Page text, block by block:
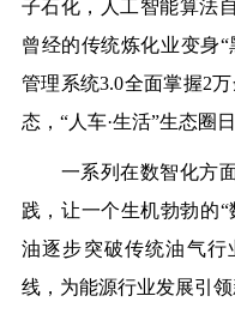
子石化，人工智能算法
曾经的传统炼化业变身
管理系统3.0全面掌握2
态，“人车·生活”生态
一系列在数智化方面
践，让一个生机勃勃的
油逐步突破传统油气行
线，为能源行业发展引